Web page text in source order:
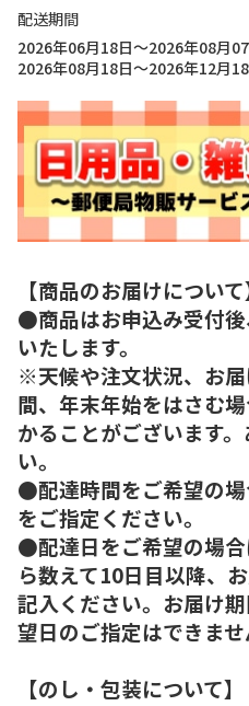
配送期間
2026年06月18日～2026年08月
2026年08月18日～2026年12月
【商品のお届けについて
●商品はお申込み受付
いたします。
※天候や注文状況、お
間、年末年始をはさむ
かることがございます
い。
●配達時間をご希望の
をご指定ください。
●配達日をご希望の場
ら数えて10日目以降、
記入ください。お届け
望日のご指定はできませ
【のし・包装について】